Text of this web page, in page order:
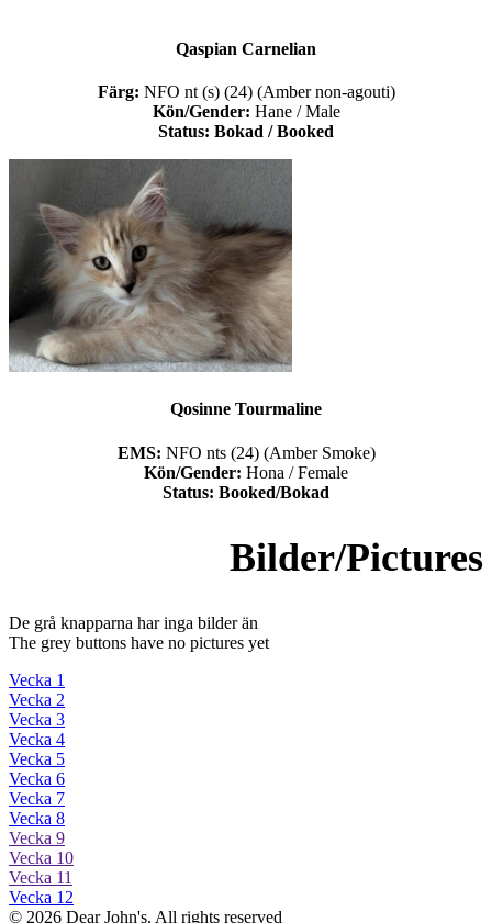
Qaspian Carnelian
Färg: NFO nt (s) (24) (Amber non-agouti)
Kön/Gender: Hane / Male
Status: Bokad / Booked
Qosinne Tourmaline
EMS: NFO nts (24) (Amber Smoke)
Kön/Gender: Hona / Female
Status: Booked/Bokad
Bilder/Pictures
De grå knapparna har inga bilder än
The grey buttons have no pictures yet
Vecka 1
Vecka 2
Vecka 3
Vecka 4
Vecka 5
Vecka 6
Vecka 7
Vecka 8
Vecka 9
Vecka 10
Vecka 11
Vecka 12
© 2026 Dear John's. All rights reserved